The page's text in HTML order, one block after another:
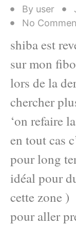
By user
No
shiba est
sur mon
lors de la
chercher
‘on refaire
en tout cas
pour long
idéal pour
cette zone )
pour aller